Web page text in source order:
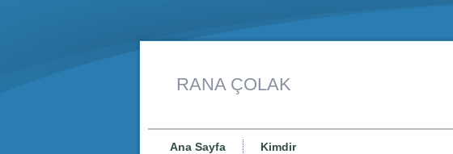
RANA ÇOLAK
Ana Sayfa Kimdir